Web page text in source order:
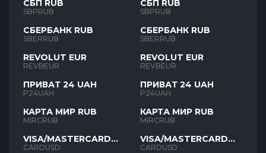
СБП RUB
SBPRUB
СБЕРБАНК RUB
SBERRUB
REVOLUT EUR
REVBEUR
ПРИВАТ 24 UAH
P24UAH
КАРТА МИР RUB
MIRCRUB
VISA/MASTERCARD
USD
CARDUSD
СБП RUB
SBPRUB
СБЕРБАНК RUB
SBERRUB
REVOLUT EUR
REVBEUR
ПРИВАТ 24 UAH
P24UAH
КАРТА МИР RUB
MIRCRUB
VISA/MASTERCARD
USD
CARDUSD